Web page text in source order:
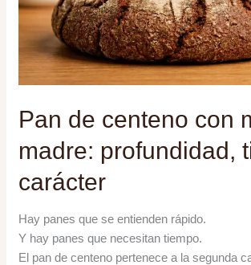
Pan de centeno con
madre: profundidad,
carácter
Hay panes que se entienden rápido.
Y hay panes que necesitan tiempo.
El pan de centeno pertenece a la segunda